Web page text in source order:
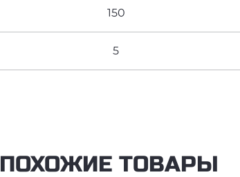
150
5
ПОХОЖИЕ ТОВАРЫ